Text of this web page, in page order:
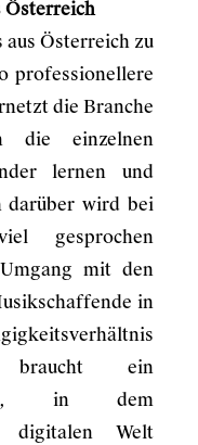
Österreich
Österreich zu
professionellere
die Branche
die einzelnen
lernen und
darüber wird bei
gesprochen
mit den
in
braucht ein
in dem
digitalen Welt